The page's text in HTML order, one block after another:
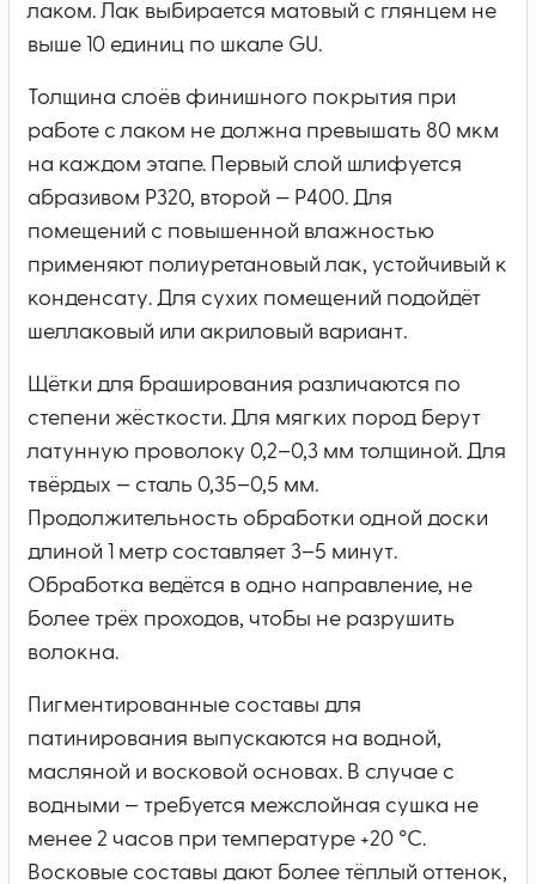
лаком. Лак выбирается матовый с глянцем не
выше 10 единиц по шкале GU.
Толщина слоёв финишного покрытия при
работе с лаком не должна превышать 80 мкм
на каждом этапе. Первый слой шлифуется
абразивом P320, второй — P400. Для
помещений с повышенной влажностью
применяют полиуретановый лак, устойчивый к
конденсату. Для сухих помещений подойдёт
шеллаковый или акриловый вариант.
Щётки для браширования различаются по
степени жёсткости. Для мягких пород берут
латунную проволоку 0,2–0,3 мм толщиной. Для
твёрдых — сталь 0,35–0,5 мм.
Продолжительность обработки одной доски
длиной 1 метр составляет 3–5 минут.
Обработка ведётся в одно направление, не
более трёх проходов, чтобы не разрушить
волокна.
Пигментированные составы для
патинирования выпускаются на водной,
масляной и восковой основах. В случае с
водными — требуется межслойная сушка не
менее 2 часов при температуре +20 °C.
Восковые составы дают более тёплый оттенок,